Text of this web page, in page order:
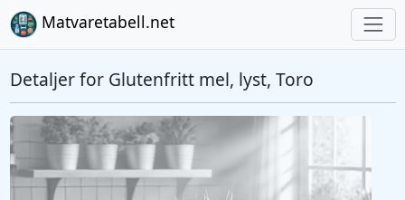
Matvaretabell.net
Detaljer for Glutenfritt mel, lyst, Toro